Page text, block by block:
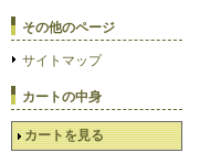
その他のページ
サイトマップ
カートの中身
カートを見る